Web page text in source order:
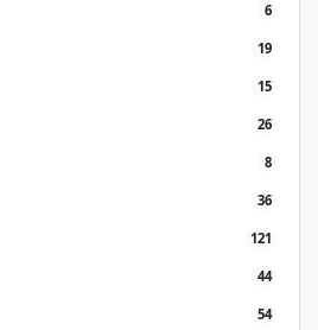
6
19
15
26
8
36
121
44
54